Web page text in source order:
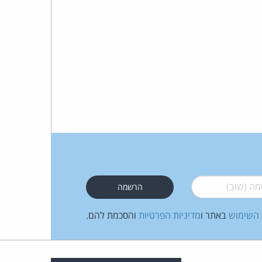
(שוב)*
השימוש באתר ומדיניות הפרטיות והסכמת להם.